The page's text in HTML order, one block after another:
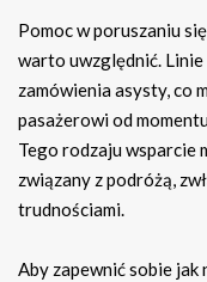
Pomoc w poruszaniu
warto uwzględnić.
zamówienia asysty, co
pasażerowi od
Tego rodzaju wsparcie
związany z podróżą,
trudnościami.
Aby zapewnić sobie